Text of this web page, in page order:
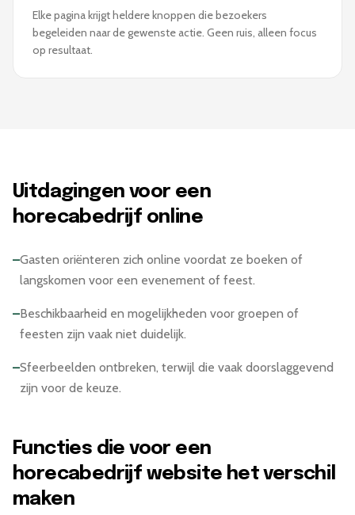
Elke pagina krijgt heldere knoppen die bezoekers
begeleiden naar de gewenste actie. Geen ruis, alleen focus
op resultaat.
Uitdagingen voor een
horecabedrijf online
–Gasten oriënteren zich online voordat ze boeken of
langskomen voor een evenement of feest.
–Beschikbaarheid en mogelijkheden voor groepen of
feesten zijn vaak niet duidelijk.
–Sfeerbeelden ontbreken, terwijl die vaak doorslaggevend
zijn voor de keuze.
Functies die voor een
horecabedrijf website het verschil
maken